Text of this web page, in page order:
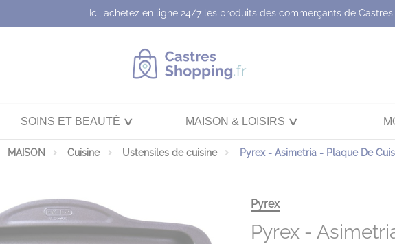
Ici, achetez en ligne 24/7 les produits des commerçants de Castres
SOINS ET BEAUTÉ MAISON & LOISIRS
MAISON Cuisine Ustensiles de cuisine Pyrex - Asimetria - Plaque De
Pyrex
Pyrex -